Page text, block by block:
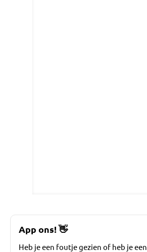
App ons!👋
Heb je een foutje gezien of heb je een